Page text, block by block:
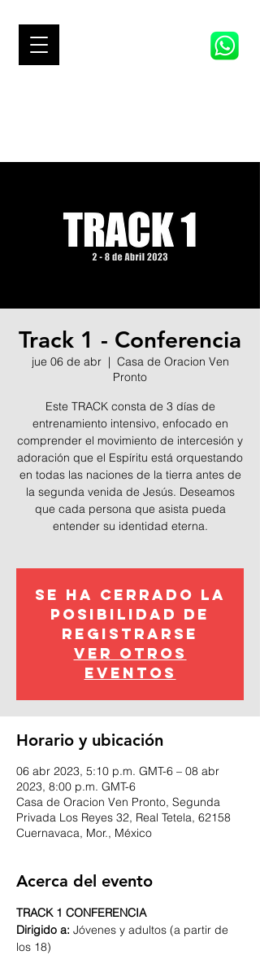
Track 1 - Conferencia
jue 06 de abr
  |
Casa de Oracion Ven
Pronto
Este TRACK consta de 3 días de
entrenamiento intensivo, enfocado en
comprender el movimiento de intercesión y
adoración que el Espíritu está orquestando
en todas las naciones de la tierra antes de
la segunda venida de Jesús. Deseamos
que cada persona que asista pueda
entender su identidad eterna.
Se ha cerrado la
posibilidad de
registrarse
Ver otros
eventos
Horario y ubicación
06 abr 2023, 5:10 p.m. GMT-6 – 08 abr
2023, 8:00 p.m. GMT-6
Casa de Oracion Ven Pronto, Segunda
Privada Los Reyes 32, Real Tetela, 62158
Cuernavaca, Mor., México
Acerca del evento
TRACK 1 CONFERENCIA
Dirigido a: Jóvenes y adultos (a partir de
los 18)